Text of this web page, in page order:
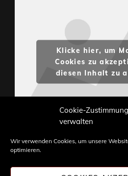
Cookie-Zustimmung
verwalten
Wir verwenden Cookies, um unsere
optimieren.
Klicke hier, um
Cookies zu
diesen Inhalt zu
Weiterverwendung nur mit